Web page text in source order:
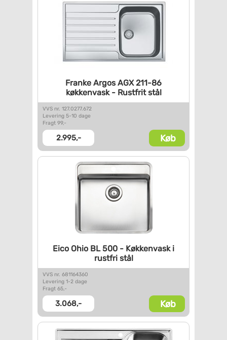
Franke Argos AGX 211-86
køkkenvask - Rustfrit stål
VVS nr. 127.0277.672
Levering 5-10 dage
Fragt 99,-
2.995,- Køb
Eico Ohio BL 500 - Køkkenvaski
rustfri stål
VVS nr. 681164360
Levering 1-2 dage
Fragt 65,-
3.068,- Køb